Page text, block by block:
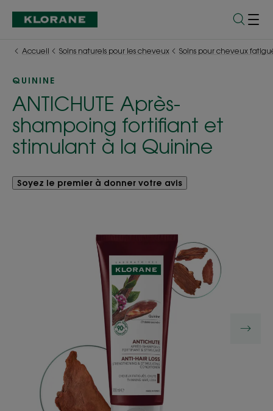
Accueil Soins naturels pour les cheveux Soins pour cheveux
QUININE
ANTICHUTE Après-
shampoing fortifiant et
stimulant à la Quinine
Soyez le premier à donner votre avis